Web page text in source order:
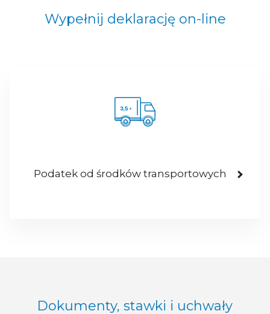
Wypełnij deklarację on-line
Podatek od środków transportowych
Dokumenty, stawki i uchwały